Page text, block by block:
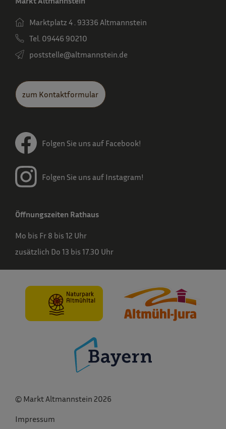
Marktplatz 4 . 93336 Altmannstein
Tel. 09446 90210
poststelle­@altmannstein.de
zum Kontaktformular
Folgen Sie uns auf Facebook!
Folgen Sie uns auf Instagram!
Öffnungszeiten Rathaus
Mo bis Fr 8 bis 12 Uhr
zusätzlich Do 13 bis 17.30 Uhr
© Markt Altmannstein 2026
Impressum